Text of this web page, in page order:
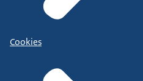
Cookies